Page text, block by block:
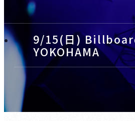
9/15(日)
YOKOHAMA